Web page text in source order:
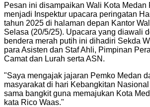
Pesan ini disampaikan Wali Kota Medan
menjadi Inspektur upacara peringatan
tahun 2025 di halaman depan Kantor
Selasa (20/5/25). Upacara yang diawali
bendera merah putih ini dihadiri Sekda
para Asisten dan Staf Ahli, Pimpinan
Camat dan Lurah serta ASN.
"Saya mengajak jajaran Pemko Medan
masyarakat di hari Kebangkitan
sama bangkit guna memajukan Kota
kata Rico Waas."